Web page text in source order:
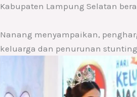
Kabupaten Lampung Selatan
Nanang menyampaikan,
keluarga dan penurunan